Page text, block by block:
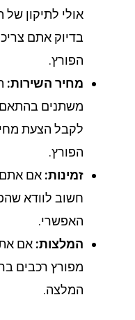
אולי לתיקון של
בדיוק אתם צריכים
הפורץ.
מחיר השירות:
משתנים בהתאם
לקבל הצעת מחיר
הפורץ.
זמינות:אם אתם
חשוב לוודא
האפשרי.
המלצות:אם אתם
מפורץ רכבים
המלצה.